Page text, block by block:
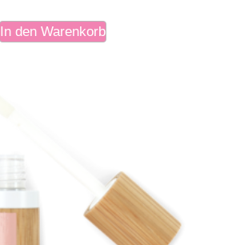
In den Warenkorb